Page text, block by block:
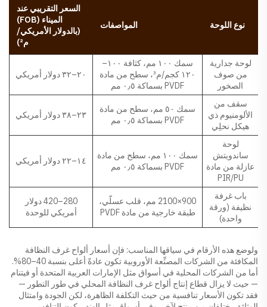
نوع اللوحة المواصفات
السعر التقريبي عند
الميناء (FOB)
(بالدولار الأمريكي/
م²)
لوحة جدارية
من صوف
الصخور
سمك ١٠٠ مم، كثافة ١٠٠–
١٢٠ كجم/م³، سطح من مادة
PVDF بسماكة ٠٫٥ مم
٢٠–٣٢ دولار أمريكي
سقف من
الألومنيوم ذي
هيكل نحلِي
سمك ٥٠ مم، سطح من مادة
PVDF بسماكة ٠٫٥ مم
٢٣–٣٨ دولار أمريكي
لوحة
ساندويتش
عازلة من مادة
PIR/PU
سمك ١٠٠ مم، سطح من مادة
PVDF بسماكة ٠٫٥ مم
١٤–٢٢ دولار أمريكي
باب غرفة
نظيفة (ورقة
واحدة)
900×2100 مم، قلب عسلّي،
طبقة خارجية من مادة PVDF
280–420 دولار
أمريكي للوحدة
ولوضع هذه الأرقام في سياقها المناسب: فإن أسعار ألواح غرف النظافة
المكافئة من الشركات المصنِّعة الأوروبية تكون عادةً أعلى بنسبة 40–80%.
أما من الشركات المحلية في أسواق مثل الإمارات العربية المتحدة أو فيتنام
— حيث لا يزال قطاع إنتاج ألواح غرف النظافة المحلي في طور التطور —
فقد تكون الأسعار تنافسية من حيث التكلفة الظاهرة، لكن الجودة وامتثال